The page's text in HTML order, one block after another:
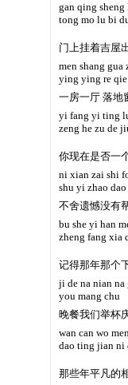
gan qing
tong mo lu bi
门上挂着吉屋
men shang
ying ying re
一房一厅 落地
yi fang yi ting
zeng he zu de
你现在是否一
ni xian zai shi
shu yi zhao
不舍遗憾没有
bu she yi han
zheng fang xia
记得那年那个
ji de na nian
you mang chu
晚餐我们举杯
wan can wo
dao ting jian ni
那些年平凡的